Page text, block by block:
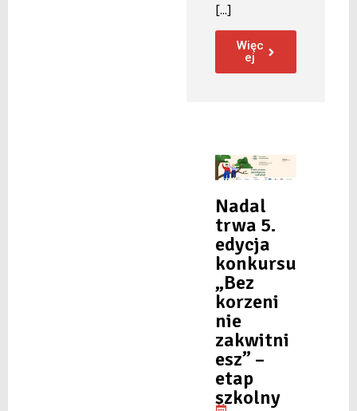
[...]
Więc
ej
Nadal
trwa 5.
edycja
konkursu
„Bez
korzeni
nie
zakwitni
esz” –
etap
szkolny